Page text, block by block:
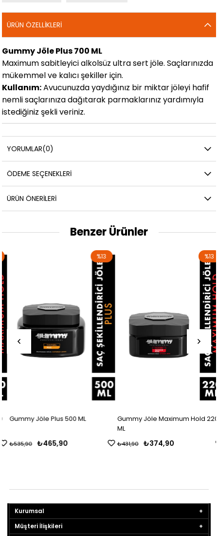
ÜRÜN ÖZELLIKLERI
Gummy Jöle Plus 700 ML
Maximum sabitleyici alkolsüz ultra sert jöle. Saçlarınızda
mükemmel ve kalıcı şekiller için.
Kullanım:Avucunuzda yaydığınız bir miktar jöleyi hafif
nemli saçlarınıza dağıtarak parmaklarınız yardımıyla
istediğiniz şekli veriniz.
YORUMLAR(0)
ÖDEME SEÇENEKLERI
ÜRÜN ÖNERILERI
Benzer Ürünler
Gummy Jöle Plus 500 ML
₺465,90
₺535,90
%13
Gummy Jöle Maximum Hold 220
ML
₺374,90
₺431,90
%13
Kurumsal
Müşteri İlişkileri